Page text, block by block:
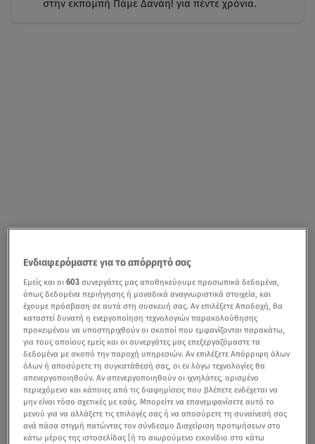
στην εκπομπή Πάμε Δανάη! για πέντε χρόνια.
Ενδιαφερόμαστε για το απόρρητό σας
Εμείς και οι603 συνεργάτες μας αποθηκεύουμε προσωπικά δεδομένα,
όπως δεδομένα περιήγησης ή μοναδικά αναγνωριστικά στοιχεία, και
έχουμε πρόσβαση σε αυτά στη συσκευή σας. Αν επιλέξετε Αποδοχή, θα
καταστεί δυνατή η ενεργοποίηση τεχνολογιών παρακολούθησης
προκειμένου να υποστηριχθούν οι σκοποί που εμφανίζονται παρακάτω,
για τους οποίους εμείς και οι συνεργάτες μας επεξεργαζόμαστε τα
δεδομένα με σκοπό την παροχή υπηρεσιών. Αν επιλέξετε Απόρριψη όλων
όλων ή αποσύρετε τη συγκατάθεσή σας, οι εν λόγω τεχνολογίες θα
απενεργοποιηθούν. Αν απενεργοποιηθούν οι ιχνηλάτες, ορισμένο
περιεχόμενο και κάποιες από τις διαφημίσεις που βλέπετε ενδέχεται να
μην είναι τόσο σχετικές με εσάς. Μπορείτε να επανεμφανίσετε αυτό το
μενού για να αλλάξετε τις επιλογές σας ή να αποσύρετε τη συναίνεσή σας
ανά πάσα στιγμή πατώντας τον σύνδεσμο Διαχείριση προτιμήσεων στο
κάτω μέρος της ιστοσελίδας [ή το αιωρούμενο εικονίδιο στο κάτω